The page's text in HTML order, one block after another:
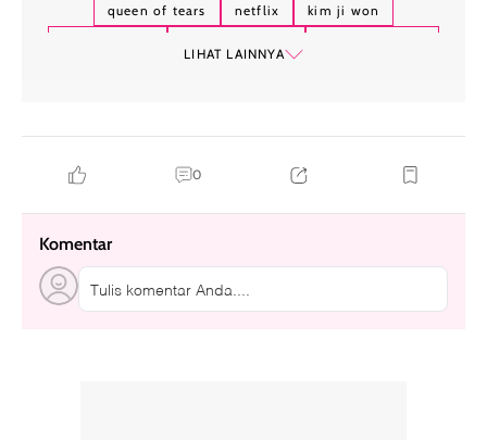
queen of tears netflix
kim ji won
LIHAT LAINNYA
0
Komentar
Tulis komentar Anda....